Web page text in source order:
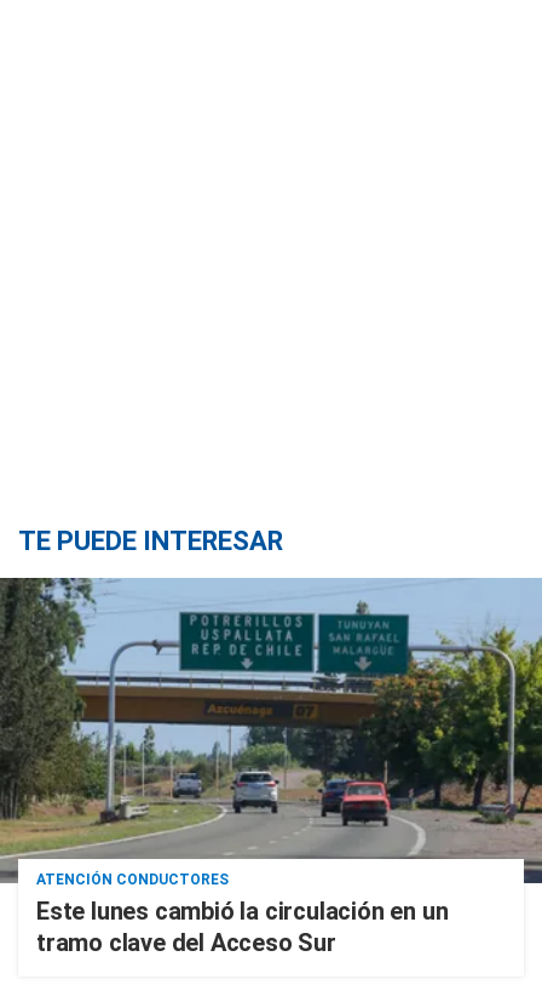
TE PUEDE INTERESAR
ATENCIÓN CONDUCTORES
Este lunes cambió la circulación en un
tramo clave del Acceso Sur